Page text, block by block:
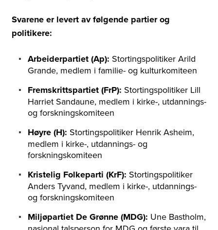
Svarene er levert av følgende partier og
politikere:
Arbeiderpartiet (Ap): Stortingspolitiker Arild
Grande, medlem i familie- og kulturkomiteen
Fremskrittspartiet (FrP): Stortingspolitiker Lill
Harriet Sandaune, medlem i kirke-, utdannings-
og forskningskomiteen
Høyre (H): Stortingspolitiker Henrik Asheim,
medlem i kirke-, utdannings- og
forskningskomiteen
Kristelig Folkeparti (KrF): Stortingspolitiker
Anders Tyvand, medlem i kirke-, utdannings-
og forskningskomiteen
Miljøpartiet De Grønne (MDG): Une Bastholm,